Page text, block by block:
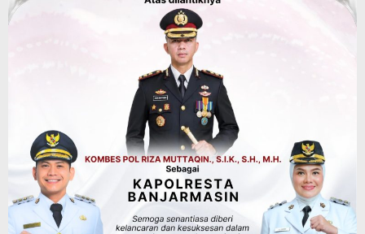
Kalsel
Operasi Sikat Intan 2026 Berakhir, Polda
Kalsel Amankan Ribuan Miras Hingga
Pemerintahan Sosial & Keagamaan
Banjarmasin Pilot Project Perlinsos
Digital, Target 30 Persen IKD Masih
Jauh, Komisi II DPR Turun Tangan